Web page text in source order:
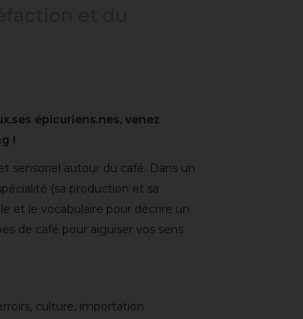
épicuriens.nes, venez
!
sensoriel autour du café. Dans un
(sa production et sa
et le vocabulaire pour décrire un
de café pour aiguiser vos sens
culture, importation